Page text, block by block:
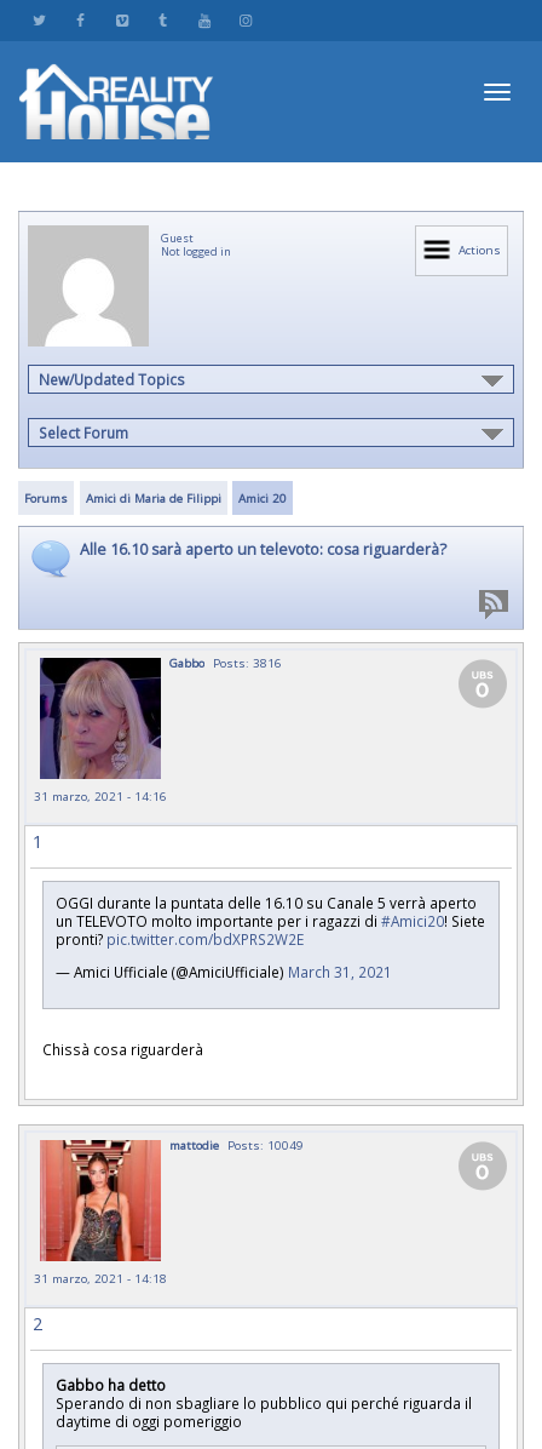
Actions
Guest
Not logged in
New/Updated Topics
Select Forum
Forums Amici di Maria de Filippi Amici 20
Alle 16.10 sarà aperto un televoto: cosa riguarderà?
Gabbo Posts: 3816
31 marzo, 2021 - 14:16
1
OGGI durante la puntata delle 16.10 su Canale 5 verrà aperto
un TELEVOTO molto importante per i ragazzi di #Amici20! Siete
pronti? pic.twitter.com/bdXPRS2W2E
— Amici Ufficiale (@AmiciUfficiale) March 31, 2021
Chissà cosa riguarderà
mattodie Posts: 10049
31 marzo, 2021 - 14:18
2
Gabbo ha detto
Sperando di non sbagliare lo pubblico qui perché riguarda il
daytime di oggi pomeriggio